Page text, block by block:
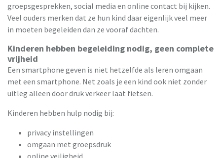
groepsgesprekken, social media en online contact bij kijken.
Veel ouders merken dat ze hun kind daar eigenlijk veel meer
in moeten begeleiden dan ze vooraf dachten.
Kinderen hebben begeleiding nodig, geen complete
vrijheid
Een smartphone geven is niet hetzelfde als leren omgaan
met een smartphone. Net zoals je een kind ook niet zonder
uitleg alleen door druk verkeer laat fietsen.
Kinderen hebben hulp nodig bij:
privacy instellingen
omgaan met groepsdruk